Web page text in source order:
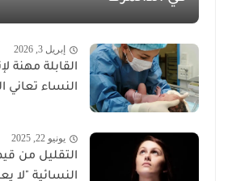
إبريل 3, 2026
القابلة مهنة
النساء
يونيو 22, 2025
التقليل من
النسائية "لا